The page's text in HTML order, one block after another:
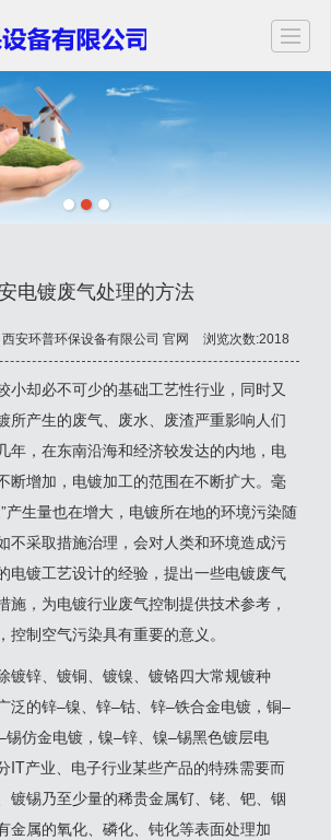
务项目 应用领域案例展示
电镀废气处理的方法
西安环普环保设备有限公司 官网 浏览次数:2018
小却必不可少的基础工艺性行业，同时又
所产生的废气、废水、废渣严重影响人们
年，在东南沿海和经济较发达的内地，电
断增加，电镀加工的范围在不断扩大。毫
产生量也在增大，电镀所在地的环境污染随
不采取措施治理，会对人类和环境造成污
电镀工艺设计的经验，提出一些电镀废气
施，为电镀行业废气控制提供技术参考，
控制空气污染具有重要的意义。
镀锌、镀铜、镀镍、镀铬四大常规镀种
泛的锌–镍、锌–钴、锌–铁合金电镀，铜–
仿金电镀，镍–锌、镍–锡黑色镀层电
IT产业、电子行业某些产品的特殊需要而
镀锡乃至少量的稀贵金属钌、铑、钯、铟
金属的氧化、磷化、钝化等表面处理加